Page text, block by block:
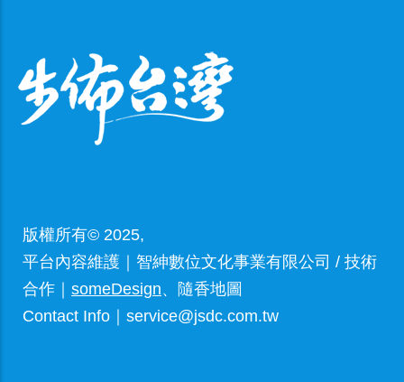
版權所有© 2025,
平台內容維護｜智紳數位文化事業有限公司 / 技術
合作｜ someDesign、隨香地圖
Contact Info｜service@jsdc.com.tw